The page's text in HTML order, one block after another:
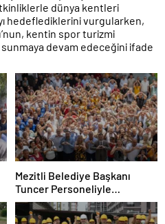
dünya kentleri
hedeflediklerini vurgularken,
kentin spor turizmi
devam edeceğini ifade
Mezitli Belediye Başkanı
Tuncer Personeliyle
Bayramlaştı